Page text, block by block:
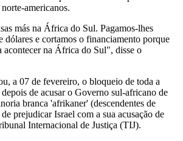
americanos.
más na África do Sul. Pagamos-lhes
dólares e cortamos o financiamento porque
acontecer na África do Sul", disse o
a 07 de fevereiro, o bloqueio de toda a
de acusar o Governo sul-africano de
branca 'afrikaner' (descendentes de
prejudicar Israel com a sua acusação de
Internacional de Justiça (TIJ).